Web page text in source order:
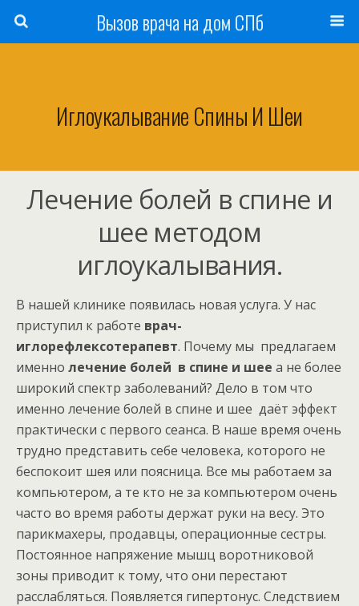
Вызов врача на дом СПб
Иглоукалывание Спины И Шеи
Лечение болей в спине и
шее методом
иглоукалывания.
В нашей клинике появилась новая услуга. У нас
приступил к работе врач-
иглорефлексотерапевт. Почему мы предлагаем
именно лечение болей в спине и шее а не более
широкий спектр заболеваний? Дело в том что
именно лечение болей в спине и шее даёт эффект
практически с первого сеанса. В наше время очень
трудно представить себе человека, которого не
беспокоит шея или поясница. Все мы работаем за
компьютером, а те кто не за компьютером очень
часто во время работы держат руки на весу. Это
парикмахеры, продавцы, операционные сестры.
Постоянное напряжение мышц воротниковой
зоны приводит к тому, что они перестают
расслабляться. Появляется гипертонус. Следствием